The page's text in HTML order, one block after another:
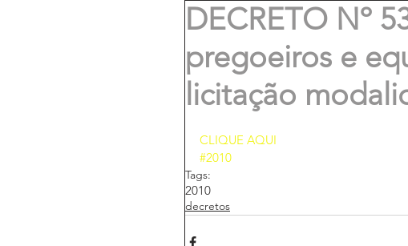
DECRETO Nº
pregoeiros e
licitação
CLIQUE AQUI
#2010
Tags:
2010
decretos